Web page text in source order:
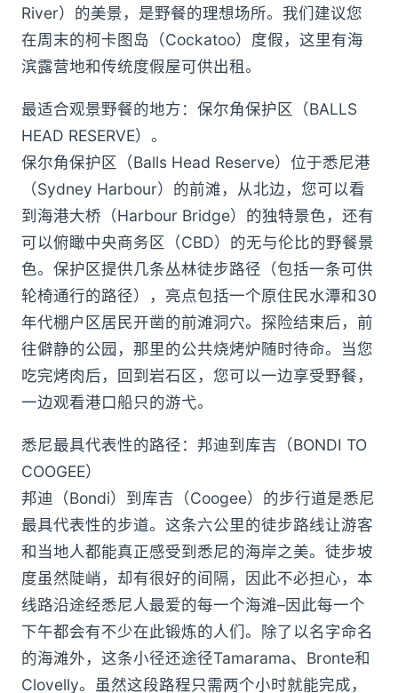
River）的美景，是野餐的理想场所。我们建议您
在周末的柯卡图岛（Cockatoo）度假，这里有海
滨露营地和传统度假屋可供出租。
最适合观景野餐的地方：保尔角保护区（BALLS
HEAD RESERVE）。
保尔角保护区（Balls Head Reserve）位于悉尼港
（Sydney Harbour）的前滩，从北边，您可以看
到海港大桥（Harbour Bridge）的独特景色，还有
可以俯瞰中央商务区（CBD）的无与伦比的野餐景
色。保护区提供几条丛林徒步路径（包括一条可供
轮椅通行的路径），亮点包括一个原住民水潭和30
年代棚户区居民开凿的前滩洞穴。探险结束后，前
往僻静的公园，那里的公共烧烤炉随时待命。当您
吃完烤肉后，回到岩石区，您可以一边享受野餐，
一边观看港口船只的游弋。
悉尼最具代表性的路径：邦迪到库吉（BONDI TO
COOGEE）
邦迪（Bondi）到库吉（Coogee）的步行道是悉尼
最具代表性的步道。这条六公里的徒步路线让游客
和当地人都能真正感受到悉尼的海岸之美。徒步坡
度虽然陡峭，却有很好的间隔，因此不必担心，本
线路沿途经悉尼人最爱的每一个海滩–因此每一个
下午都会有不少在此锻炼的人们。除了以名字命名
的海滩外，这条小径还途径Tamarama、Bronte和
Clovelly。虽然这段路程只需两个小时就能完成，